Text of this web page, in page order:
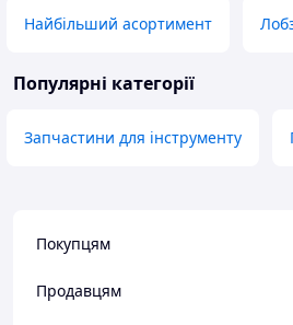
Найбільший асортимент
Популярні категорії
Запчастини для інструменту
Покупцям
Продавцям